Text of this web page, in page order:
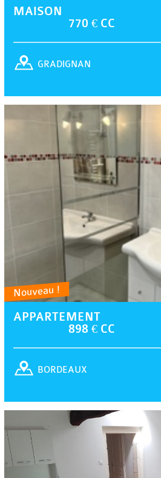
MAISON
770 € CC
GRADIGNAN
Nouveau !
APPARTEMENT
898 € CC
BORDEAUX